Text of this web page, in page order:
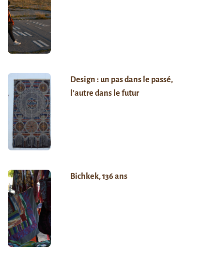
Design : un pas dans le passé,
l’autre dans le futur
Bichkek, 136 ans